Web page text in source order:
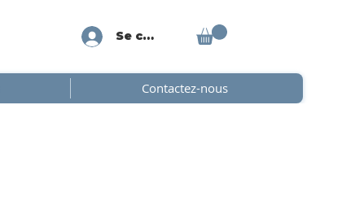
Se connecter
Contactez-nous